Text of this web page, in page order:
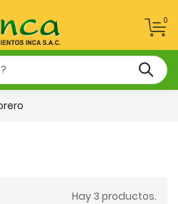
0
Hay 3 productos.